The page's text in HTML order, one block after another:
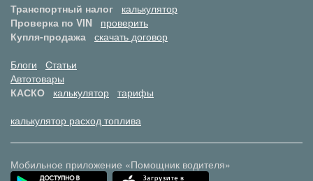
Транспортный налог
калькулятор
Проверка по VIN
проверить
Купля-продажа скачать договор
Блоги
Статьи
Автотовары
КАСКО
калькулятор тарифы
калькулятор расход топлива
Мобильное приложение «Помощник водителя»